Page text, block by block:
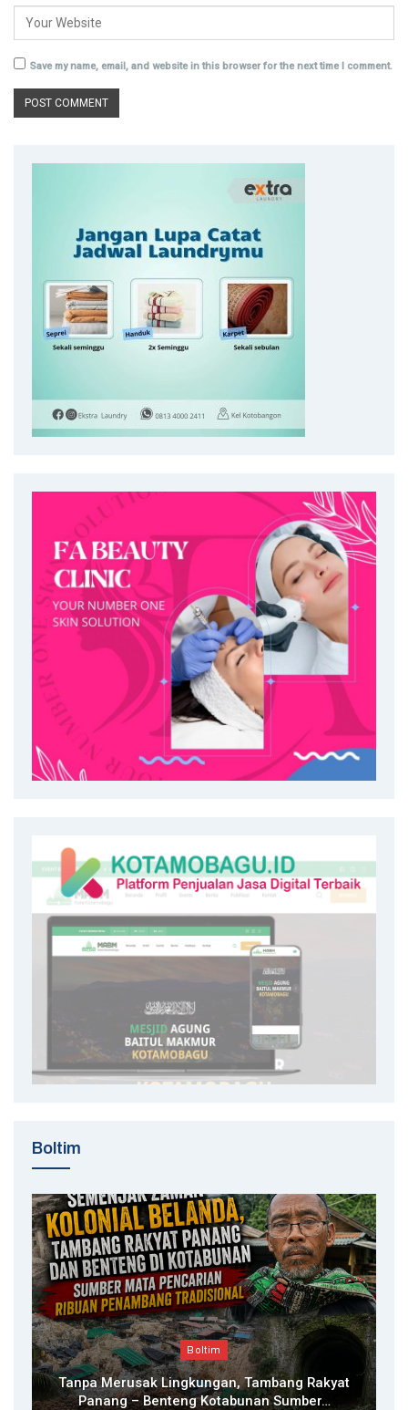
Save my name, email, and website in this browser for the next time I comment.
Boltim
Boltim
Tanpa Merusak Lingkungan, Tambang Rakyat
Panang – Benteng Kotabunan Sumber…